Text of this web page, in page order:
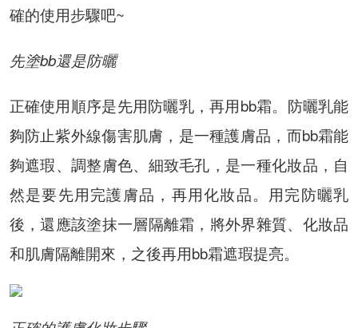
確的使用步驟吧~
先塗bb還是防曬
正確使用順序是先用防曬乳，再用bb霜。防曬乳能
夠防止紫外線傷害肌膚，是一種護膚品，而bb霜能
夠遮瑕、調整膚色、細致毛孔，是一種化妝品，自
然是要先用完護膚品，再用化妝品。用完防曬乳
後，還應該塗抹一層隔離霜，將外界雜質、化妝品
和肌膚隔離開來，之後再用bb霜遮瑕提亮。